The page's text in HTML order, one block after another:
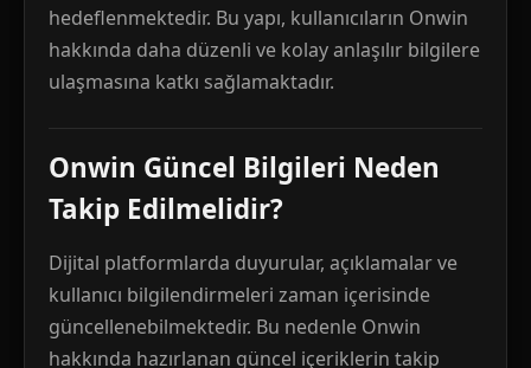
hedeflenmektedir. Bu yapı, kullanıcıların Onwin
hakkında daha düzenli ve kolay anlaşılır bilgilere
ulaşmasına katkı sağlamaktadır.
Onwin Güncel Bilgileri Neden
Takip Edilmelidir?
Dijital platformlarda duyurular, açıklamalar ve
kullanıcı bilgilendirmeleri zaman içerisinde
güncellenebilmektedir. Bu nedenle Onwin
hakkında hazırlanan güncel içeriklerin takip